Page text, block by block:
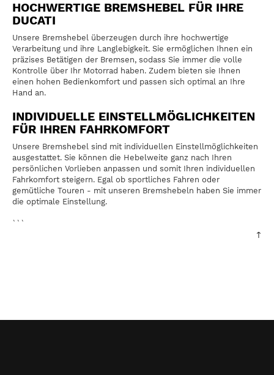
HOCHWERTIGE BREMSHEBEL FÜR IHRE
DUCATI
Unsere Bremshebel überzeugen durch ihre hochwertige
Verarbeitung und ihre Langlebigkeit. Sie ermöglichen Ihnen ein
präzises Betätigen der Bremsen, sodass Sie immer die volle
Kontrolle über Ihr Motorrad haben. Zudem bieten sie Ihnen
einen hohen Bedienkomfort und passen sich optimal an Ihre
Hand an.
INDIVIDUELLE EINSTELLMÖGLICHKEITEN
FÜR IHREN FAHRKOMFORT
Unsere Bremshebel sind mit individuellen Einstellmöglichkeiten
ausgestattet. Sie können die Hebelweite ganz nach Ihren
persönlichen Vorlieben anpassen und somit Ihren individuellen
Fahrkomfort steigern. Egal ob sportliches Fahren oder
gemütliche Touren - mit unseren Bremshebeln haben Sie immer
die optimale Einstellung.
```
↑